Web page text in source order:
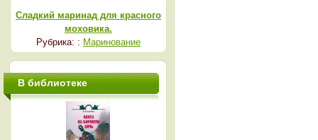
Сладкий маринад для красного
моховика.
Рубрика: : Маринование
В библиотеке